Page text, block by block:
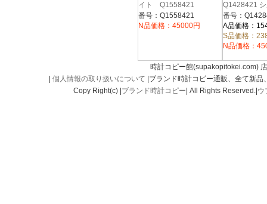
イト Q1558421
番号：Q1558421
N品価格：45000円
Q1428421
ベルト
番号：
A品価格：
S品価格：
N品価格：
時計コピー館(supakopitokei.com)
個人情報の取り扱いについて |ブランド時計コピー通販、全て新
Copy Right(c) | ブランド時計コピー | All Rights Reserved.| ウ